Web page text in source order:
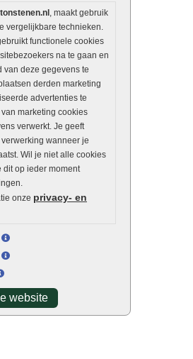
, maakt gebruik
vergelijkbare technieken.
functionele cookies
na te gaan en
van deze gegevens te
derden marketing
advertenties te
marketing cookies
verwerkt. Je geeft
wanneer je
Wil je niet alle cookies
dit op ieder moment
onze privacy- en
website